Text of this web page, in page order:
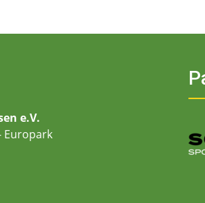
e.V.
Europark